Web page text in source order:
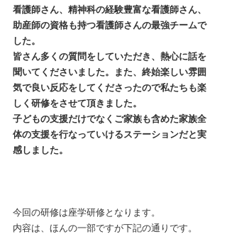
看護師さん、精神科の経験豊富な看護師さん、
助産師の資格も持つ看護師さんの最強チームで
した。
皆さん多くの質問をしていただき、熱心に話を
聞いてくださいました。また、終始楽しい雰囲
気で良い反応をしてくださったので私たちも楽
しく研修をさせて頂きました。
子どもの支援だけでなくご家族も含めた家族全
体の支援を行なっていけるステーションだと実
感しました。
今回の研修は座学研修となります。
内容は、ほんの一部ですが下記の通りです。